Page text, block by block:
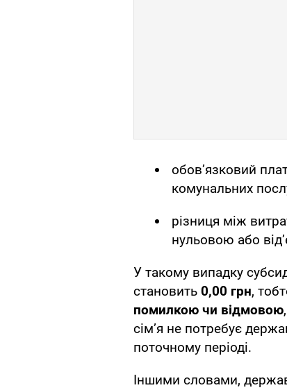
обов’язковий
комунальних
різниця між
нульовою або
У такому випадку
становить 0,00 грн,
помилкою чи відмовою
сім’я не потребує
поточному періоді.
Іншими словами,